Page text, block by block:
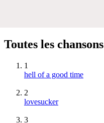
Toutes les chansons
1
hell of a good time
2
lovesucker
3